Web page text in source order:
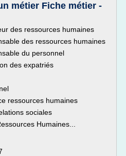
métier Fiche métier -
des ressources humaines
des ressources humaines
du personnel
des expatriés
ressources humaines
sociales
Humaines...